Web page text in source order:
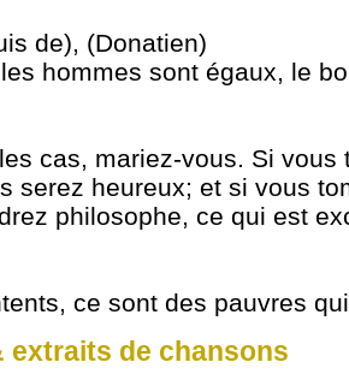
de), (Donatien)
hommes sont égaux, le
cas, mariez-vous. Si vous
serez heureux; et si vous
philosophe, ce qui est
ce sont des pauvres
extraits de chansons